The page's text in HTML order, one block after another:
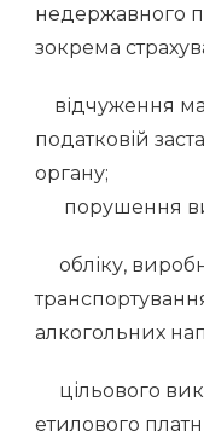
недержавного
зокрема
відчуження
податковій
органу;
порушення
обліку,
алкогольних
цільового
етилового